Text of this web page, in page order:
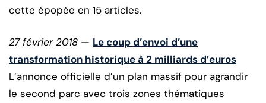
cette épopée en 15 articles.
27 février 2018 — Le coup d’envoi d’une
transformation historique à 2 milliards d’euros
L’annonce officielle d’un plan massif pour agrandir
le second parc avec trois zones thématiques